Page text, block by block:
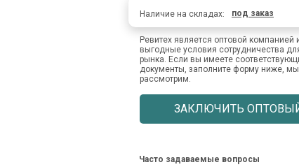
Наличие на складах: под заказ
Ревитех является оптовой компанией
выгодные условия сотрудничества
рынка. Если вы имеете
документы, заполните форму ниже,
рассмотрим.
ЗАКЛЮЧИТЬ
Часто задаваемые вопросы